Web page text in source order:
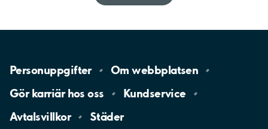
Personuppgifter Omwebbplatsen
Gör karriär hososs
Kundservice
Avtalsvillkor
Städer